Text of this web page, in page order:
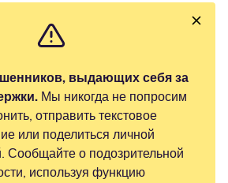
выдающих себя за
Мы никогда не попросим
отправить текстовое
или поделиться личной
Сообщайте о подозрительной
используя функцию